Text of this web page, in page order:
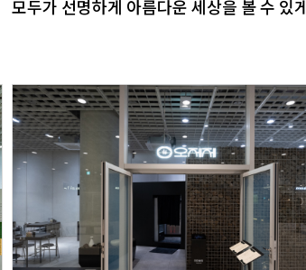
한강대로100
모두가 선명하게 아름다운 세상을 볼 수 있게